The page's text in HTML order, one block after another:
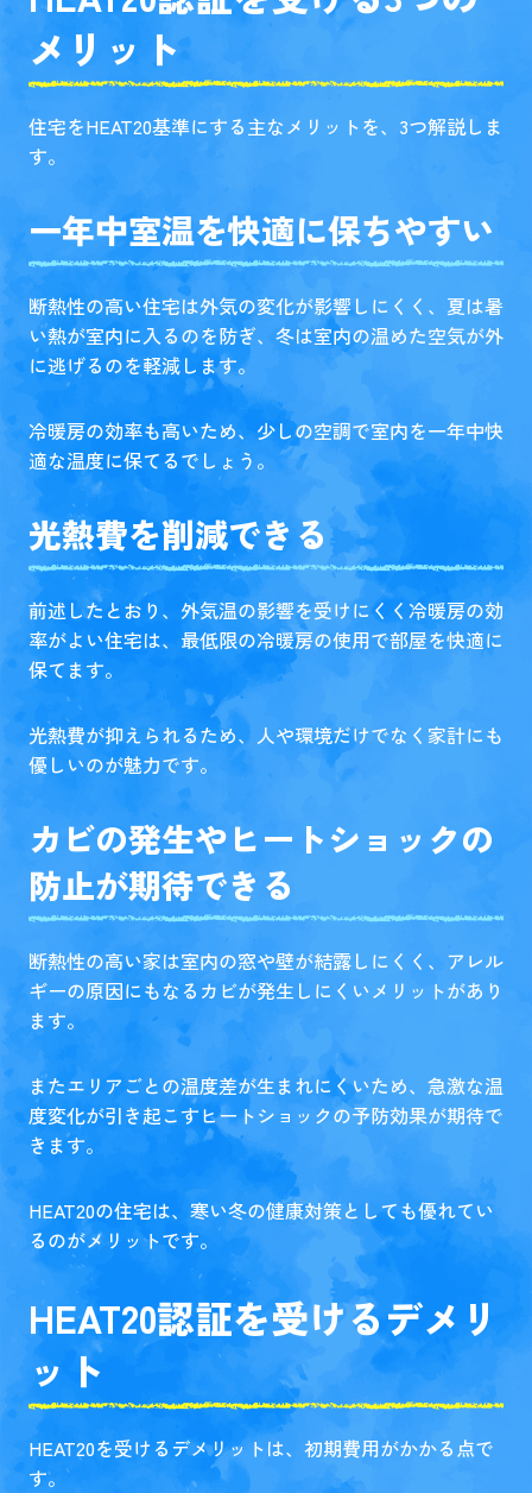
メリット
住宅をHEAT20基準にする主なメリットを、3つ解説しま
す。
一年中室温を快適に保ちやすい
断熱性の高い住宅は外気の変化が影響しにくく、夏は暑
い熱が室内に入るのを防ぎ、冬は室内の温めた空気が外
に逃げるのを軽減します。
冷暖房の効率も高いため、少しの空調で室内を一年中快
適な温度に保てるでしょう。
光熱費を削減できる
前述したとおり、外気温の影響を受けにくく冷暖房の効
率がよい住宅は、最低限の冷暖房の使用で部屋を快適に
保てます。
光熱費が抑えられるため、人や環境だけでなく家計にも
優しいのが魅力です。
カビの発生やヒートショックの
防止が期待できる
断熱性の高い家は室内の窓や壁が結露しにくく、アレル
ギーの原因にもなるカビが発生しにくいメリットがあり
ます。
またエリアごとの温度差が生まれにくいため、急激な温
度変化が引き起こすヒートショックの予防効果が期待で
きます。
HEAT20の住宅は、寒い冬の健康対策としても優れてい
るのがメリットです。
HEAT20認証を受けるデメリ
ット
HEAT20を受けるデメリットは、初期費用がかかる点で
す。